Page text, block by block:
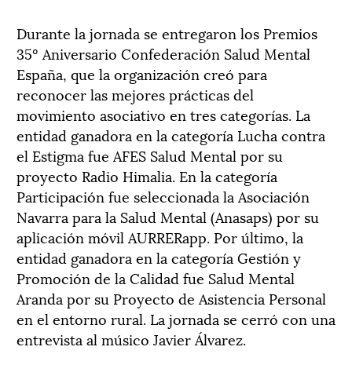
Durante la jornada se entregaron los Premios
35º Aniversario Confederación Salud Mental
España, que la organización creó para
reconocer las mejores prácticas del
movimiento asociativo en tres categorías. La
entidad ganadora en la categoría Lucha contra
el Estigma fue AFES Salud Mental por su
proyecto Radio Himalia. En la categoría
Participación fue seleccionada la Asociación
Navarra para la Salud Mental (Anasaps) por su
aplicación móvil AURRERapp. Por último, la
entidad ganadora en la categoría Gestión y
Promoción de la Calidad fue Salud Mental
Aranda por su Proyecto de Asistencia Personal
en el entorno rural. La jornada se cerró con una
entrevista al músico Javier Álvarez.